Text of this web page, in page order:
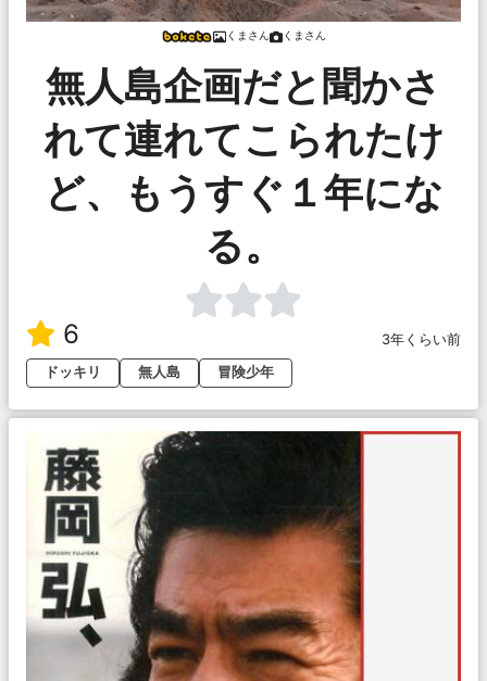
くまさん くまさん
無人島企画だと聞かさ
れて連れてこられたけ
ど、もうすぐ１年にな
る。
6
3年くらい前
ドッキリ
無人島 冒険少年